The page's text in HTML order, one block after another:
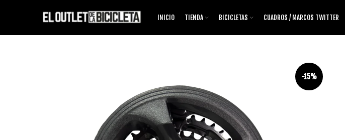
INICIO TIENDA BICICLETAS CUADROS / MARCOS TWITTER
-15%